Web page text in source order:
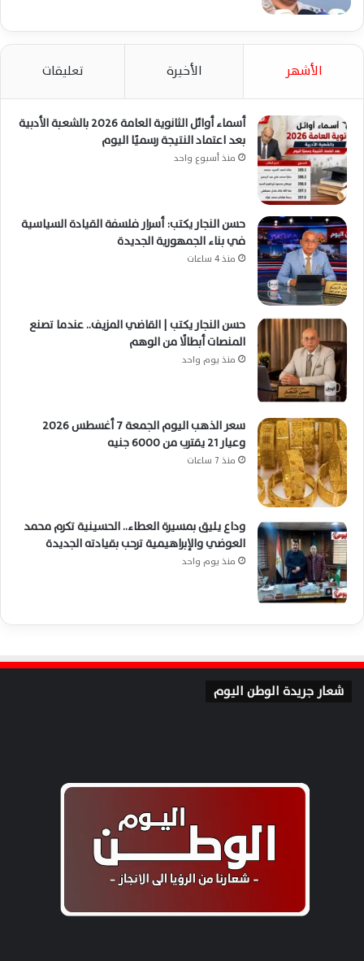
الأشهر الأخيرة تعليقات
أسماء أوائل الثانوية العامة 2026 بالشعبة الأدبية
بعد اعتماد النتيجة رسميًا اليوم
منذ أسبوع واحد
حسن النجار يكتب: أسرار فلسفة القيادة السياسية
في بناء الجمهورية الجديدة
منذ 4 ساعات
حسن النجار يكتب | القاضي المزيف.. عندما تصنع
المنصات أبطالًا من الوهم
منذ يوم واحد
سعر الذهب اليوم الجمعة 7 أغسطس 2026
وعيار 21 يقترب من 6000 جنيه
منذ 7 ساعات
وداع يليق بمسيرة العطاء.. الحسينية تكرم محمد
العوضي والإبراهيمية ترحب بقيادته الجديدة
منذ يوم واحد
شعار جريدة الوطن اليوم